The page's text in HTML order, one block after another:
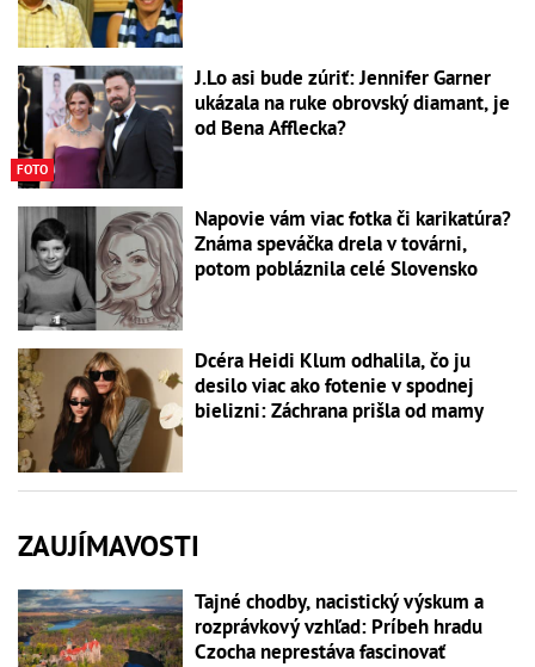
FOTO
J.Lo asi bude zúriť: Jennifer Garner
ukázala na ruke obrovský diamant, je
od Bena Afflecka?
Napovie vám viac fotka či karikatúra?
Známa speváčka drela v továrni,
potom pobláznila celé Slovensko
Dcéra Heidi Klum odhalila, čo ju
desilo viac ako fotenie v spodnej
bielizni: Záchrana prišla od mamy
ZAUJÍMAVOSTI
Tajné chodby, nacistický výskum a
rozprávkový vzhľad: Príbeh hradu
Czocha neprestáva fascinovať